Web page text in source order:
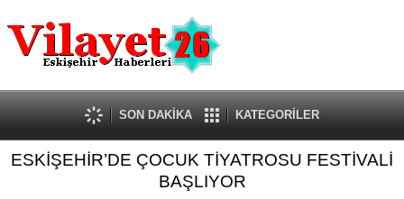
Güncel
Ekonomi
Politika
Eğitim
Spor
Kültür-Sanat
SON DAKİKA KATEGORİLER
ESKİŞEHİR’DE ÇOCUK TİYATROSU FESTİVALİ
BAŞLIYOR